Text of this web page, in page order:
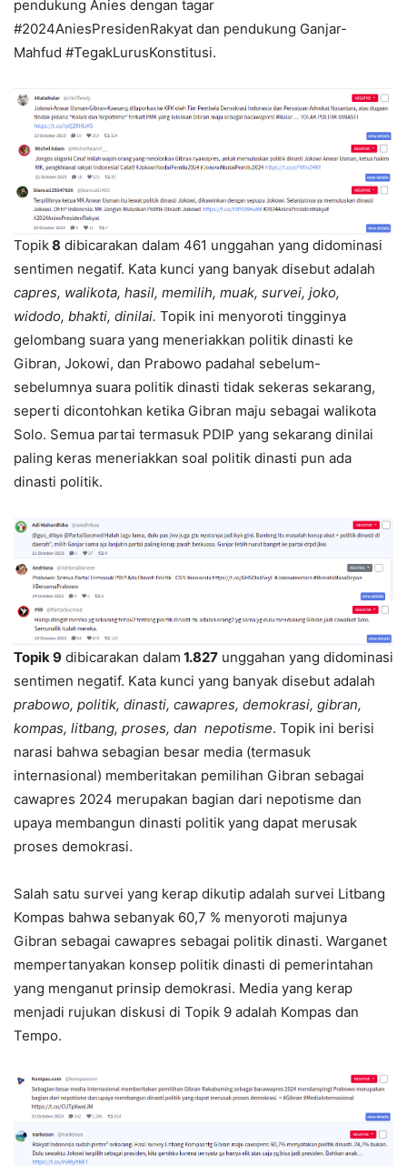
pendukung Anies dengan tagar
#2024AniesPresidenRakyat dan pendukung Ganjar-
Mahfud #TegakLurusKonstitusi.
Topik8 dibicarakan dalam 461 unggahan yang didominasi
sentimen negatif. Kata kunci yang banyak disebut adalah
capres, walikota, hasil, memilih, muak, survei, joko,
widodo, bhakti, dinilai. Topik ini menyoroti tingginya
gelombang suara yang meneriakkan politik dinasti ke
Gibran, Jokowi, dan Prabowo padahal sebelum-
sebelumnya suara politik dinasti tidak sekeras sekarang,
seperti dicontohkan ketika Gibran maju sebagai walikota
Solo. Semua partai termasuk PDIP yang sekarang dinilai
paling keras meneriakkan soal politik dinasti pun ada
dinasti politik.
Topik 9 dibicarakan dalam 1.827 unggahan yang didominasi
sentimen negatif. Kata kunci yang banyak disebut adalah
prabowo, politik, dinasti, cawapres, demokrasi, gibran,
kompas, litbang, proses, dan nepotisme. Topik ini berisi
narasi bahwa sebagian besar media (termasuk
internasional) memberitakan pemilihan Gibran sebagai
cawapres 2024 merupakan bagian dari nepotisme dan
upaya membangun dinasti politik yang dapat merusak
proses demokrasi.
Salah satu survei yang kerap dikutip adalah survei Litbang
Kompas bahwa sebanyak 60,7 % menyoroti majunya
Gibran sebagai cawapres sebagai politik dinasti. Warganet
mempertanyakan konsep politik dinasti di pemerintahan
yang menganut prinsip demokrasi. Media yang kerap
menjadi rujukan diskusi di Topik 9 adalah Kompas dan
Tempo.